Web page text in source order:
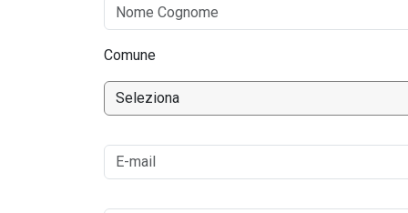
Comune